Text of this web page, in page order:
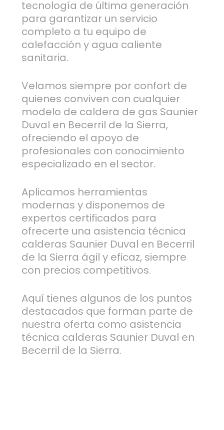
tecnología de última generación
para garantizar un servicio
completo a tu equipo de
calefacción y agua caliente
sanitaria.
Velamos siempre por confort de
quienes conviven con cualquier
modelo de caldera de gas Saunier
Duval en Becerril de la Sierra,
ofreciendo el apoyo de
profesionales con conocimiento
especializado en el sector.
Aplicamos herramientas
modernas y disponemos de
expertos certificados para
ofrecerte una asistencia técnica
calderas Saunier Duval en Becerril
de la Sierra ágil y eficaz, siempre
con precios competitivos.
Aquí tienes algunos de los puntos
destacados que forman parte de
nuestra oferta como asistencia
técnica calderas Saunier Duval en
Becerril de la Sierra.